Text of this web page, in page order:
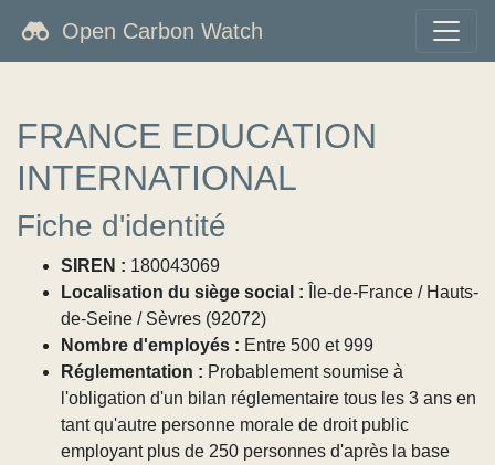
Open Carbon Watch
FRANCE EDUCATION
INTERNATIONAL
Fiche d'identité
SIREN : 180043069
Localisation du siège social : Île-de-France / Hauts-
de-Seine / Sèvres (92072)
Nombre d'employés : Entre 500 et 999
Réglementation : Probablement soumise à
l'obligation d'un bilan réglementaire tous les 3 ans en
tant qu'autre personne morale de droit public
employant plus de 250 personnes d'après la base